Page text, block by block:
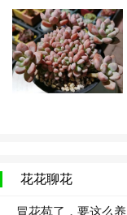
花花聊花
冒花苞了，要这么